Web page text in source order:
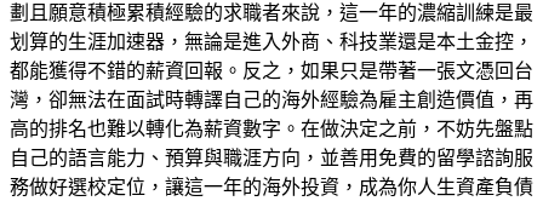
劃且願意積極累積經驗的求職者來說，這一年的濃縮訓練是最
划算的生涯加速器，無論是進入外商、科技業還是本土金控，
都能獲得不錯的薪資回報。反之，如果只是帶著一張文憑回台
灣，卻無法在面試時轉譯自己的海外經驗為雇主創造價值，再
高的排名也難以轉化為薪資數字。在做決定之前，不妨先盤點
自己的語言能力、預算與職涯方向，並善用免費的留學諮詢服
務做好選校定位，讓這一年的海外投資，成為你人生資產負債